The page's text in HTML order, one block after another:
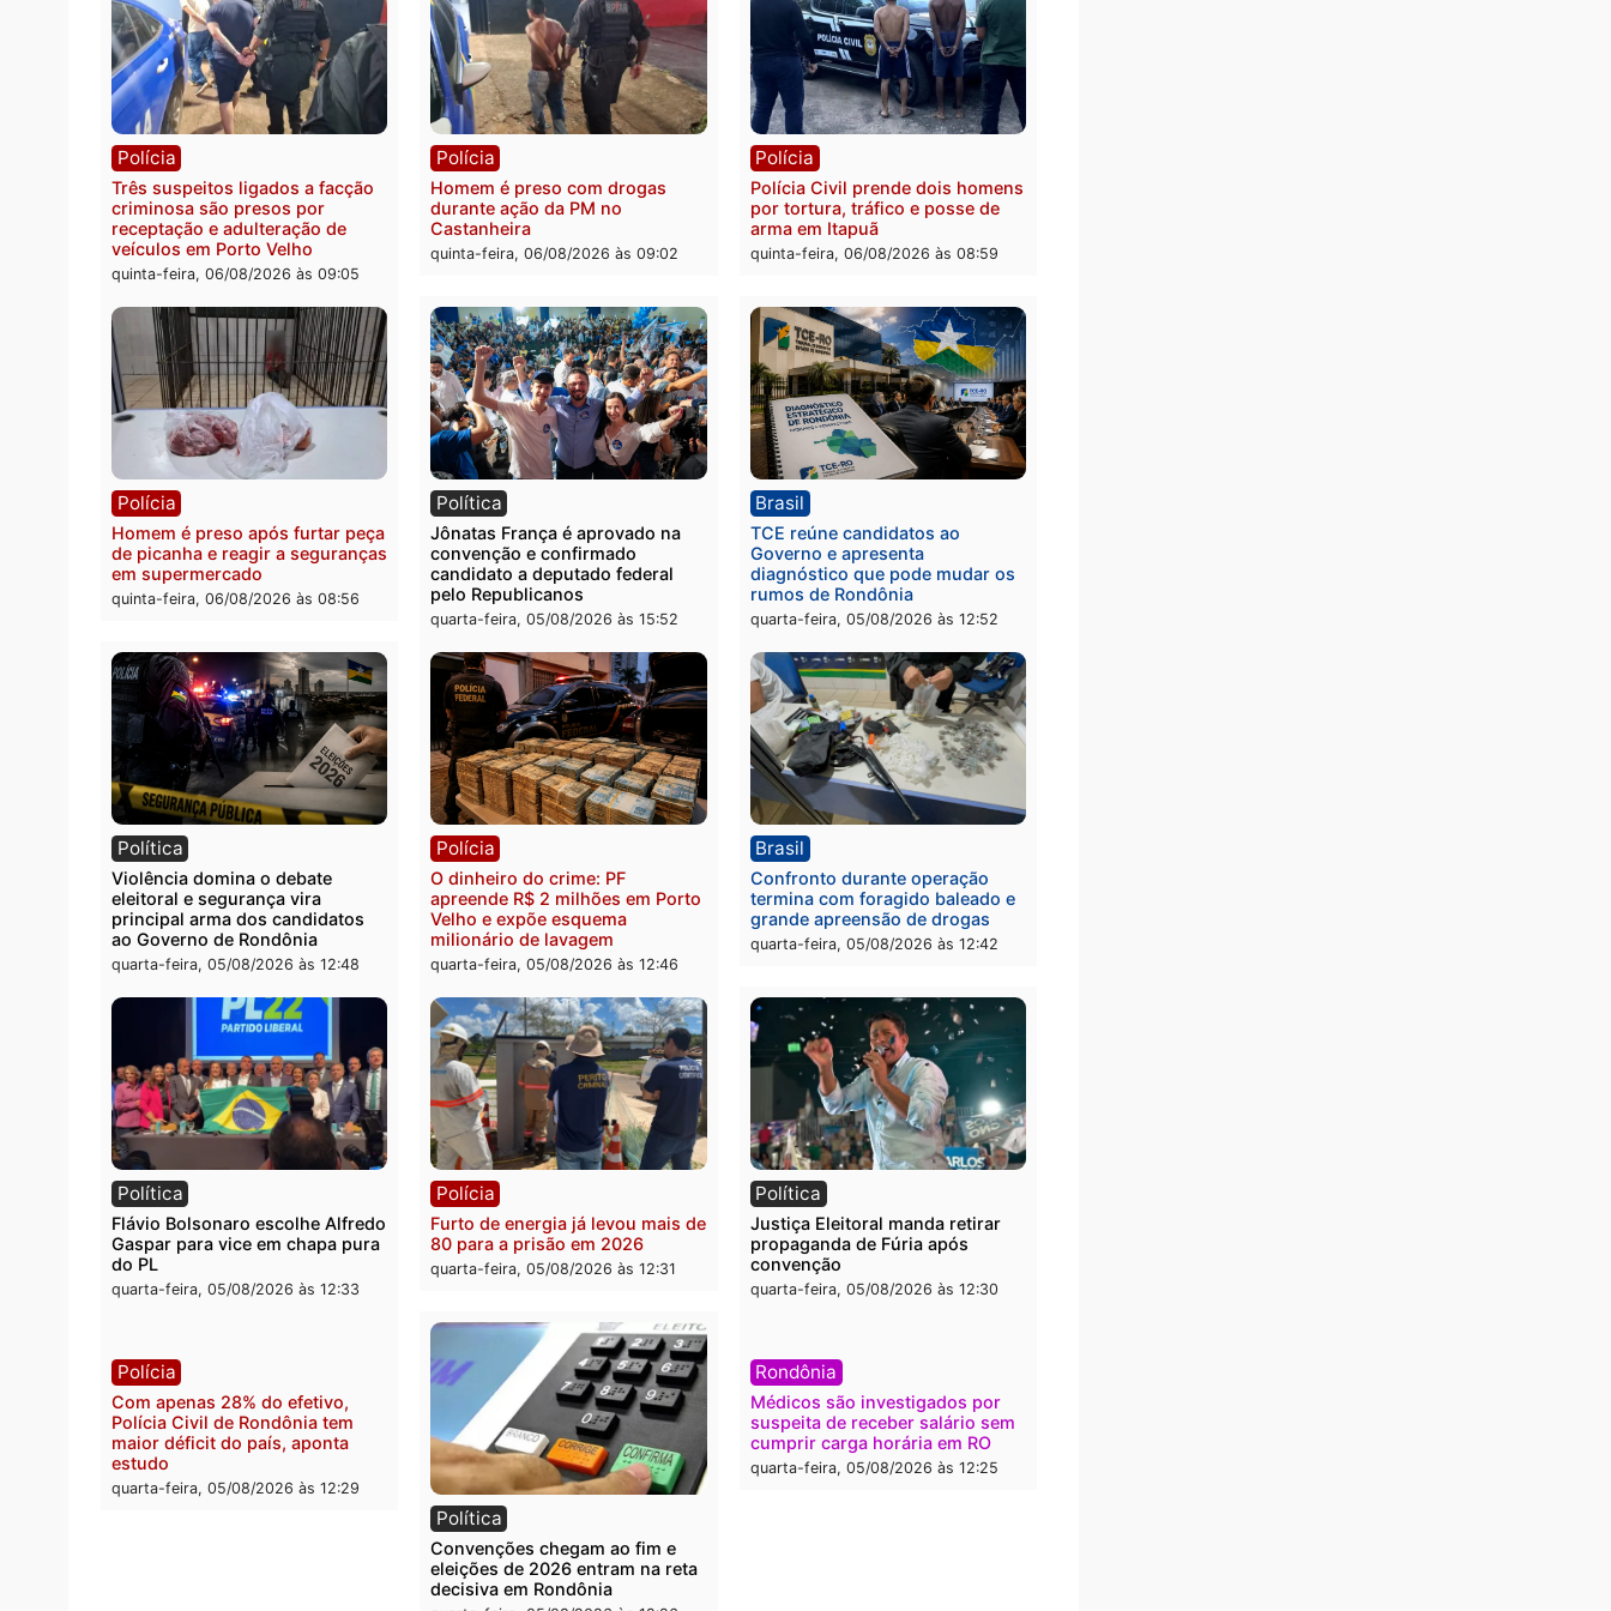
Polícia
Policiais militares recuperam
moto furtada e prendem trio na
zona Leste
quinta-feira, 06/08/2026 às 09:28
Polícia
Jovem é encontrado morto na
Rua dos Cravos e caso é
investigado pela polícia em RO
quinta-feira, 06/08/2026 às 09:26
Polícia
Homem é esfaqueado no tórax
durante briga com vizinho no
bairro Ulysses Guimarães
Polícia
Três suspeitos ligados a facção
criminosa são presos por
receptação e adulteração de
veículos em Porto Velho
quinta-feira, 06/08/2026 às 09:05
Polícia
Homem é preso com drogas
durante ação da PM no
Castanheira
quinta-feira, 06/08/2026 às 09:02
Polícia
Polícia Civil prende dois homens
por tortura, tráfico e posse de
Polícia
Homem é preso após furtar peça
de picanha e reagir a seguranças
em supermercado
quinta-feira, 06/08/2026 às 08:56
Política
Jônatas França é aprovado na
convenção e confirmado
candidato a deputado federal
pelo Republicanos
quarta-feira, 05/08/2026 às 15:52
Brasil
TCE reúne candidatos ao
diagnóstico que pode mudar os
rumos de Rondônia
quarta-feira, 05/08/2026 às 12:52
Política
Violência domina o debate
eleitoral e segurança vira
principal arma dos candidatos
ao Governo de Rondônia
Polícia
O dinheiro do crime: PF
apreende R$ 2 milhões em Porto
Velho e expõe esquema
milionário de lavagem
Confronto durante operação
termina com foragido baleado e
grande apreensão de drogas
quarta-feira, 05/08/2026 às 12:42
Polícia
Furto de energia já levou mais de